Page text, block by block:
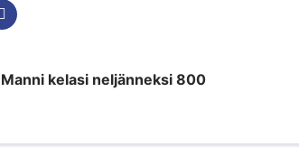
kelasi neljänneksi 800